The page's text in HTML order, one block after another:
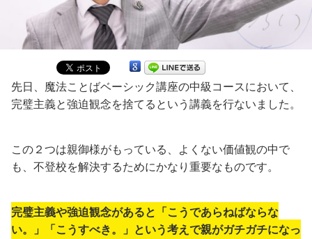
先日、魔法ことばベーシック講座の中級コースにおいて、
完璧主義と強迫観念を捨てるという講義を行ないました。
この２つは親御様がもっている、よくない価値観の中で
も、不登校を解決するためにかなり重要なものです。
完璧主義や強迫観念があると「こうであらねばならな
い。」「こうすべき。」という考えで親がガチガチになっ